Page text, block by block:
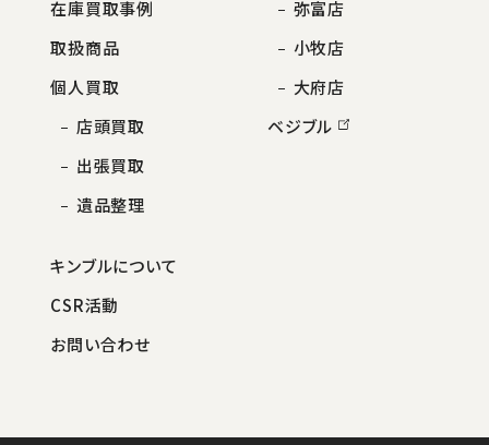
在庫買取事例
取扱商品
個人買取
店頭買取
出張買取
遺品整理
弥富店
小牧店
大府店
ベジブル
キンブルについて
CSR活動
お問い合わせ